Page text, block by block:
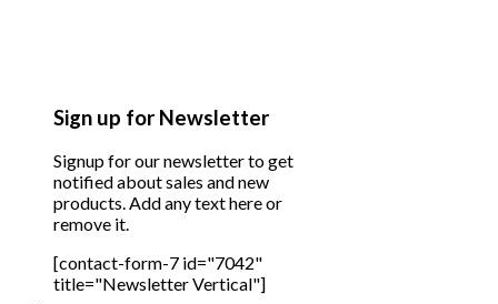
Sign up for Newsletter
Signup for our newsletter to get
notified about sales and new
products. Add any text here or
remove it.
[contact-form-7 id="7042"
title="Newsletter Vertical"]